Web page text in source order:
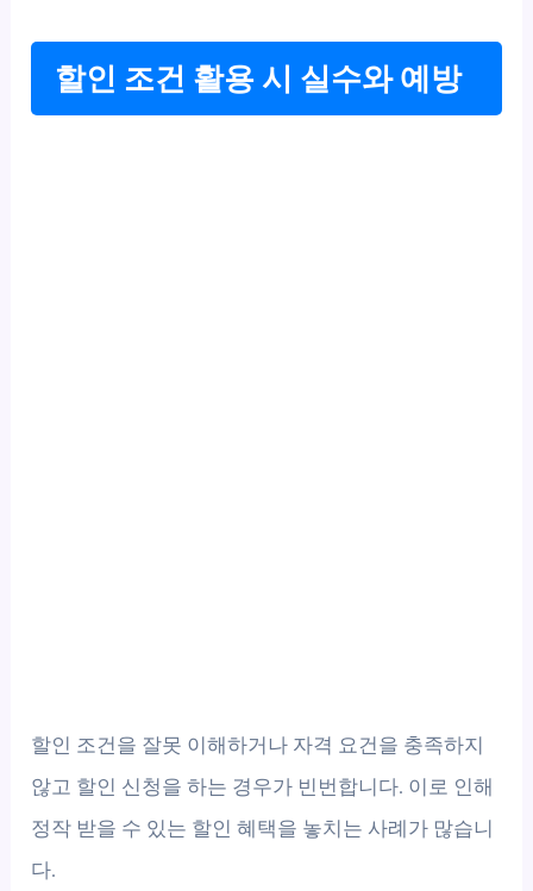
할인 조건 활용 시 실수와 예방
할인 조건을 잘못 이해하거나 자격 요건을 충족하지
않고 할인 신청을 하는 경우가 빈번합니다. 이로 인해
정작 받을 수 있는 할인 혜택을 놓치는 사례가 많습니
다.